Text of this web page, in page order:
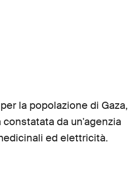
la popolazione di Gaza,
da un'agenzia
ed elettricità.